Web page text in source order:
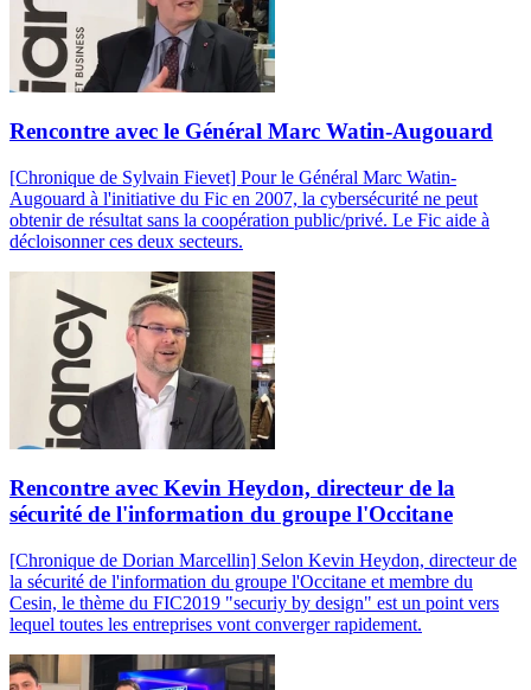
Rencontre avec le Général Marc Watin-Augouard
[Chronique de Sylvain Fievet] Pour le Général Marc Watin-
Augouard à l'initiative du Fic en 2007, la cybersécurité ne peut
obtenir de résultat sans la coopération public/privé. Le Fic aide à
décloisonner ces deux secteurs.
Rencontre avec Kevin Heydon, directeur de la
sécurité de l'information du groupe l'Occitane
[Chronique de Dorian Marcellin] Selon Kevin Heydon, directeur de
la sécurité de l'information du groupe l'Occitane et membre du
Cesin, le thème du FIC2019 "securiy by design" est un point vers
lequel toutes les entreprises vont converger rapidement.